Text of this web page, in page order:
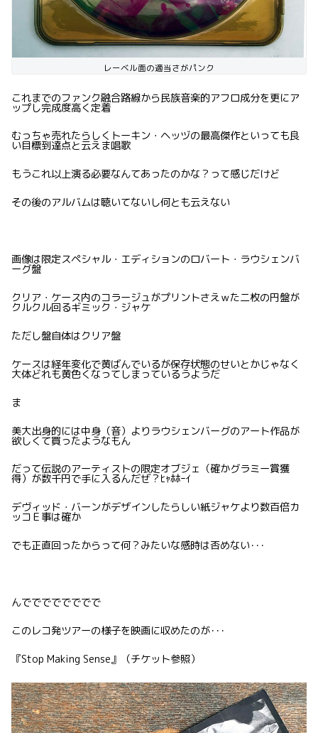
レーベル面の適当さがパンク
これまでのファンク融合路線から民族音楽的アフロ成分を更にア
ップし完成度高く定着
むっちゃ売れたらしくトーキン・ヘッヅの最高傑作といっても良
い目標到達点と云えま唱歌
もうこれ以上演る必要なんてあったのかな？って感じだけど
その後のアルバムは聴いてないし何とも云えない
画像は限定スペシャル・エディションのロバート・ラウシェンバ
ーグ盤
クリア・ケース内のコラージュがプリントさえｗた二枚の円盤が
クルクル回るギミック・ジャケ
ただし盤自体はクリア盤
ケースは経年変化で黄ばんでいるが保存状態のせいとかじゃなく
大体どれも黄色くなってしまっているうようだ
ま
美大出身的には中身（音）よりラウシェンバーグのアート作品が
欲しくて買ったようなもん
だって伝説のアーティストの限定オブジェ（確かグラミー賞獲
得）が数千円で手に入るんだぜ？ﾋｬﾎﾎｰｲ
デヴィッド・バーンがデザインしたらしい紙ジャケより数百倍カ
ッコＥ事は確か
でも正直回ったからって何？みたいな感時は否めない･･･
んでででででででで
このレコ発ツアーの様子を映画に収めたのが･･･
『Stop Making Sense』（チケット参照）